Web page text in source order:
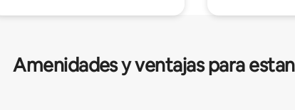
Amenidades y ventajas para